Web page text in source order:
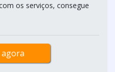
os serviços, consegue